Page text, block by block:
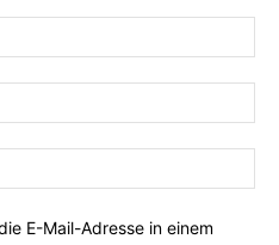
E-Mail-Adresse in einem